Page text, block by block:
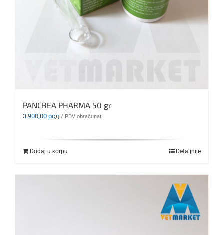
PANCREA PHARMA 50 gr
3.900,00 рсд / PDV obračunat
Dodaj u korpu Detaljnije